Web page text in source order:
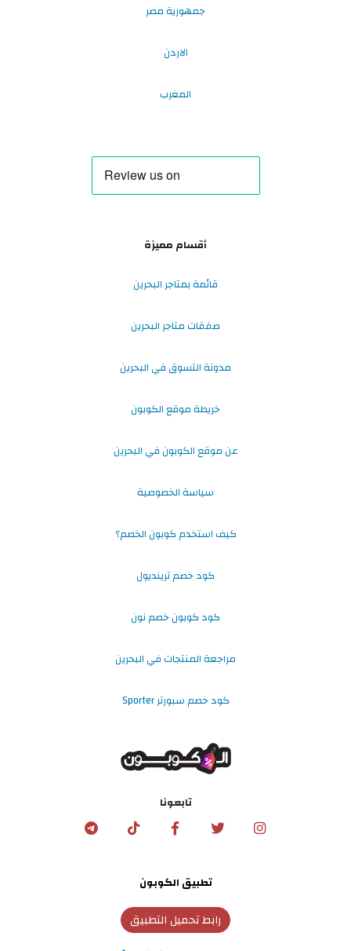
جمهورية مصر
الاردن
المغرب
أقسام مميزة
قائمة بمتاجر البحرين
صفقات متاجر البحرين
مدونة التسوق في البحرين
خريطة موقع الكوبون
عن موقع الكوبون في البحرين
سياسة الخصوصية
كيف استخدم كوبون الخصم؟
كود خصم ترينديول
كود كوبون خصم نون
مراجعة المنتجات في البحرين
كود خصم سبورتر Sporter
تابعونا
تطبيق الكوبون
رابط تحميل التطبيق